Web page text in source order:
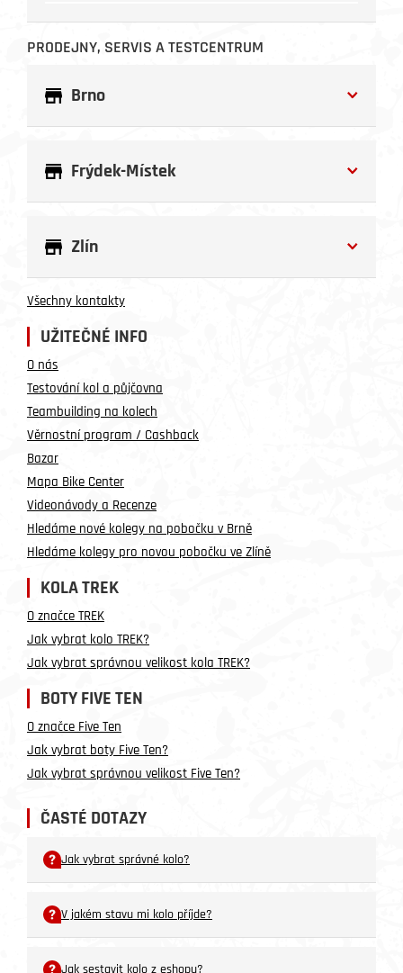
PRODEJNY, SERVIS A TESTCENTRUM
Brno
Frýdek-Místek
Zlín
Všechny kontakty
UŽITEČNÉ INFO
O nás
Testování kol a půjčovna
Teambuilding na kolech
Věrnostní program / Cashback
Bazar
Mapa Bike Center
Videonávody a Recenze
Hledáme nové kolegy na pobočku v Brně
Hledáme kolegy pro novou pobočku ve Zlíně
KOLA TREK
O značce TREK
Jak vybrat kolo TREK?
Jak vybrat správnou velikost kola TREK?
BOTY FIVE TEN
O značce Five Ten
Jak vybrat boty Five Ten?
Jak vybrat správnou velikost Five Ten?
ČASTÉ DOTAZY
Jak vybrat správné kolo?
V jakém stavu mi kolo příjde?
Jak sestavit kolo z eshopu?